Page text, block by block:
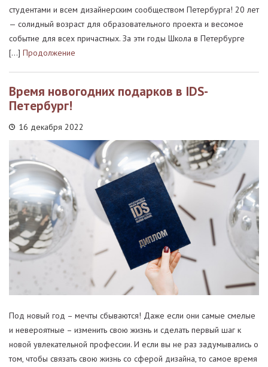
студентами и всем дизайнерским сообществом Петербурга! 20 лет
— солидный возраст для образовательного проекта и весомое
событие для всех причастных. За эти годы Школа в Петербурге
[…] Продолжение
Время новогодних подарков в IDS-
Петербург!
16 декабря 2022
Под новый год – мечты сбываются! Даже если они самые смелые
и невероятные – изменить свою жизнь и сделать первый шаг к
новой увлекательной профессии. И если вы не раз задумывались о
том, чтобы связать свою жизнь со сферой дизайна, то самое время